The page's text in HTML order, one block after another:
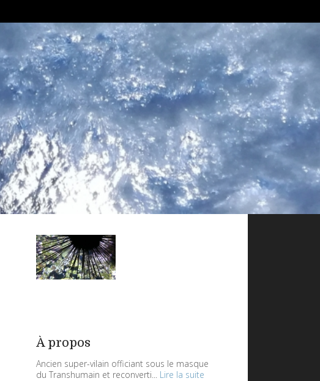
À propos
Ancien super-vilain officiant sous le masque
du Transhumain et reconverti... Lire la suite